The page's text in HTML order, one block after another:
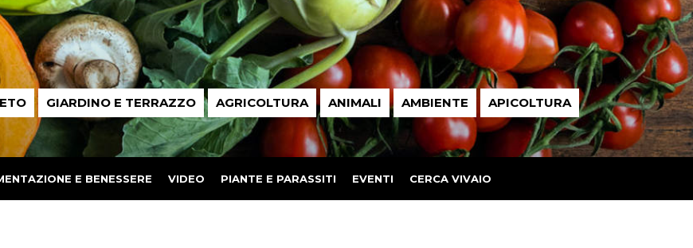
GIARDINO E TERRAZZO AGRICOLTURA ANIMALI AMBIENTE APICOLTURA
E BENESSERE VIDEO PIANTE E PARASSITI EVENTI CERCA VIVAIO